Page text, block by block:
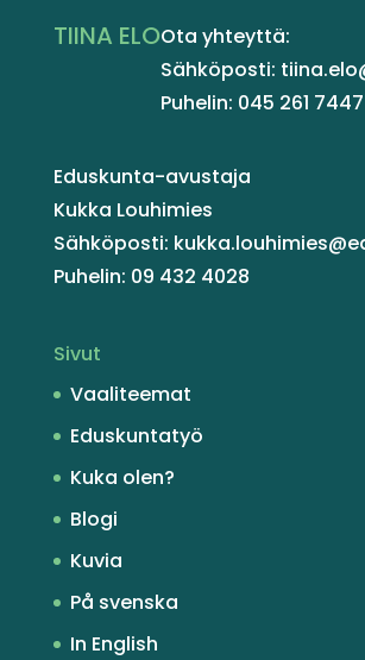
TIINA ELOOta yhteyttä:
Sähköposti:
Puhelin: 045 261 7447
Eduskunta-avustaja
Kukka Louhimies
Sähköposti:
Puhelin: 09 432 4028
Sivut
Vaaliteemat
Eduskuntatyö
Kuka olen?
Blogi
Kuvia
På svenska
In English